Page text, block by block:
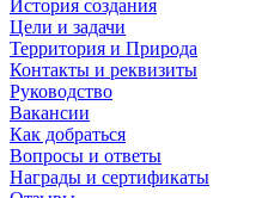
История создания
Цели и задачи
Территория и Природа
Контакты и реквизиты
Руководство
Вакансии
Как добраться
Вопросы и ответы
Награды и сертификаты